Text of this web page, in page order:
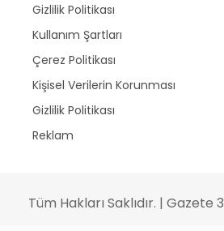
Gizlilik Politikası
Kullanım Şartları
Çerez Politikası
Kişisel Verilerin Korunması
Gizlilik Politikası
Reklam
Tüm Hakları Saklıdır. | Gazete 3